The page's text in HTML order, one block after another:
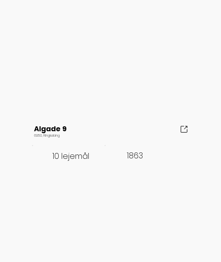
Algade 9
6950, Ringkøbing
10 lejemål 1863